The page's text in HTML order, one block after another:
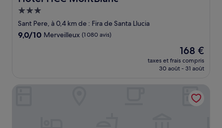
Hébergement
3.0 étoiles
Sant Pere, à 0,4 km de : Fira de Santa Llucia
9.0
9,0/10 Merveilleux (1 080 avis)
Le
nouveau
prix
de
168 €
168 €
taxes et frais compris
30 août - 31 août